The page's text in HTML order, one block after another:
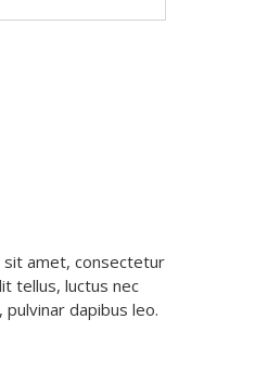
amet, consectetur
tellus, luctus nec
dapibus leo.